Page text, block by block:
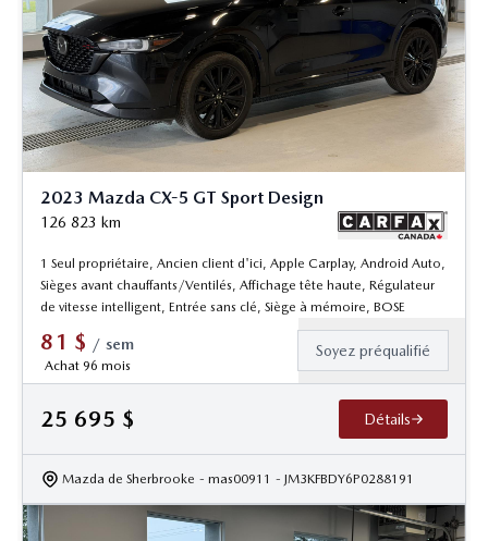
2023 Mazda CX-5 GT Sport Design
126 823 km
1 Seul propriétaire, Ancien client d'ici, Apple Carplay, Android Auto,
Sièges avant chauffants/Ventilés, Affichage tête haute, Régulateur
de vitesse intelligent, Entrée sans clé, Siège à mémoire, BOSE
81 $ / sem
Achat 96 mois
Soyez préqualifié
25 695 $ Détails
Mazda de Sherbrooke - mas00911 - JM3KFBDY6P0288191